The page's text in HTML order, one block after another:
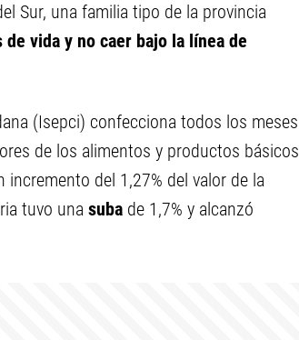
Sur, una familia tipo de la provincia
vida y no caer bajo la línea de
(Isepci) confecciona todos los meses
de los alimentos y productos básicos
del 1,27% del valor de la
tuvo una suba de 1,7% y alcanzó